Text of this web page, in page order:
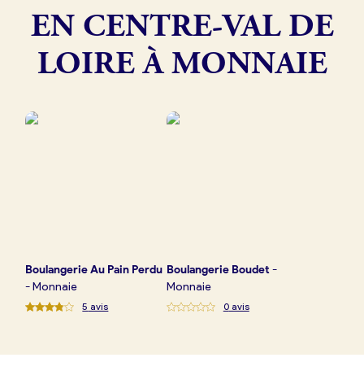
Boulangerie
Pourquoi
adhérer à
Actualités
Je crée mon compte Connexion
EN CENTRE-VAL DE
LOIRE À MONNAIE
BoulangerieAu Pain Perdu
-Monnaie
5 avis
Boulangerie Boudet-
Monnaie
0avis